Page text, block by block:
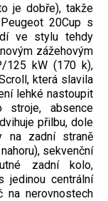
je dobře), takže
20Cup s
ve stylu tehdy
zážehovým
125 kW (170 k),
která slavila
lehké nastoupit
stroje, absence
přilbu, dole
na zadní straně
sekvenční
zadní kolo,
jedinou centrální
na nerovnostech